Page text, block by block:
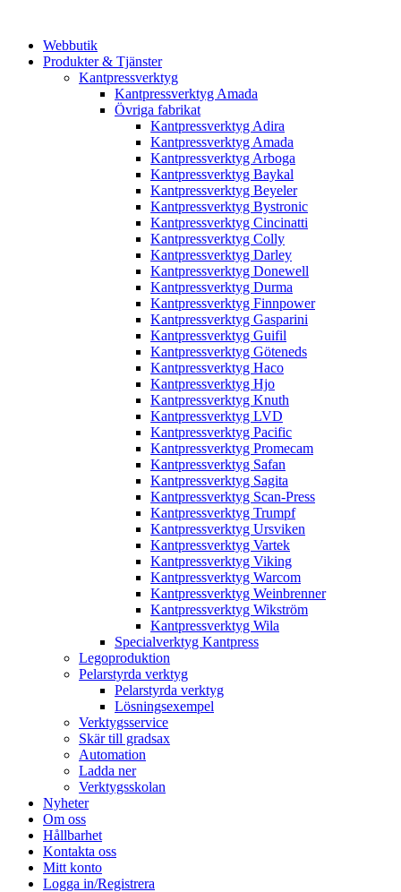
Webbutik
Produkter & Tjänster
Kantpressverktyg
Kantpressverktyg Amada
Övriga fabrikat
Kantpressverktyg Adira
Kantpressverktyg Amada
Kantpressverktyg Arboga
Kantpressverktyg Baykal
Kantpressverktyg Beyeler
Kantpressverktyg Bystronic
Kantpressverktyg Cincinatti
Kantpressverktyg Colly
Kantpressverktyg Darley
Kantpressverktyg Donewell
Kantpressverktyg Durma
Kantpressverktyg Finnpower
Kantpressverktyg Gasparini
Kantpressverktyg Guifil
Kantpressverktyg Göteneds
Kantpressverktyg Haco
Kantpressverktyg Hjo
Kantpressverktyg Knuth
Kantpressverktyg LVD
Kantpressverktyg Pacific
Kantpressverktyg Promecam
Kantpressverktyg Safan
Kantpressverktyg Sagita
Kantpressverktyg Scan-Press
Kantpressverktyg Trumpf
Kantpressverktyg Ursviken
Kantpressverktyg Vartek
Kantpressverktyg Viking
Kantpressverktyg Warcom
Kantpressverktyg Weinbrenner
Kantpressverktyg Wikström
Kantpressverktyg Wila
Specialverktyg Kantpress
Legoproduktion
Pelarstyrda verktyg
Pelarstyrda verktyg
Lösningsexempel
Verktygsservice
Skär till gradsax
Automation
Ladda ner
Verktygsskolan
Nyheter
Om oss
Hållbarhet
Kontakta oss
Mitt konto
Logga in/Registrera